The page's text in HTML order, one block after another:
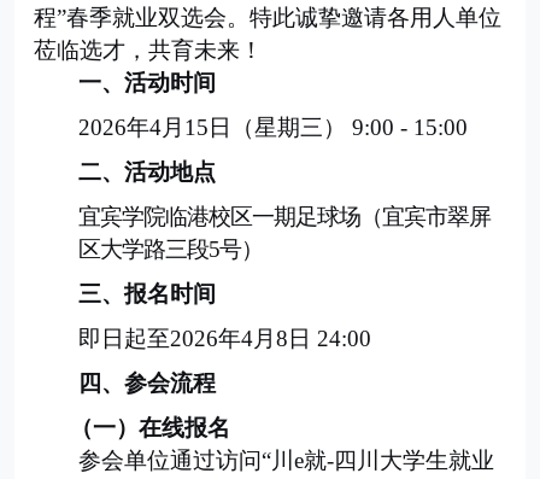
程”春季就业双选会。特此诚挚邀请各用人单位
莅临选才，共育未来！
一、活动时间
2026年4月 15 日（星期三） 9:00 - 15:00
二、活动地点
宜宾学院临港校区一期足球场（宜宾市翠屏
区大学路三段5号）
三、报名时间
即日起至2026年4月 8 日 24:00
四、参会流程
（一）在线报名
参会单位通过访问“川e就-四川大学生就业